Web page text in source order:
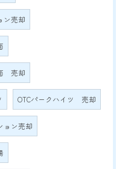
売却
売却
OTCパークハイツ 売却
ン売却